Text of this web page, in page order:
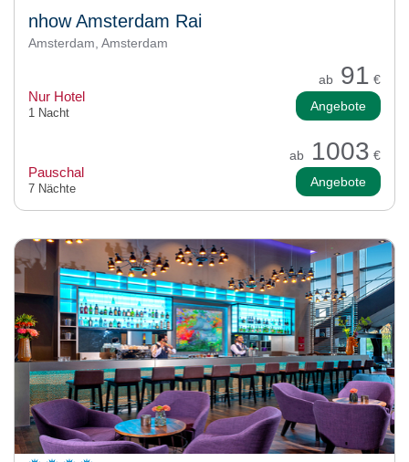
nhow Amsterdam Rai
Amsterdam, Amsterdam
ab 91 €
Nur Hotel
1 Nacht Angebote
ab 1003 €
Pauschal
7 Nächte Angebote